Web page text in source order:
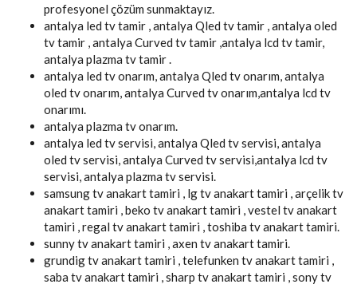
profesyonel çözüm sunmaktayız.
antalya led tv tamir , antalya Qled tv tamir , antalya oled
tv tamir , antalya Curved tv tamir ,antalya lcd tv tamir,
antalya plazma tv tamir .
antalya led tv onarım, antalya Qled tv onarım, antalya
oled tv onarım, antalya Curved tv onarım,antalya lcd tv
onarımı.
antalya plazma tv onarım.
antalya led tv servisi, antalya Qled tv servisi, antalya
oled tv servisi, antalya Curved tv servisi,antalya lcd tv
servisi, antalya plazma tv servisi.
samsung tv anakart tamiri , lg tv anakart tamiri , arçelik tv
anakart tamiri , beko tv anakart tamiri , vestel tv anakart
tamiri , regal tv anakart tamiri , toshiba tv anakart tamiri.
sunny tv anakart tamiri , axen tv anakart tamiri.
grundig tv anakart tamiri , telefunken tv anakart tamiri ,
saba tv anakart tamiri , sharp tv anakart tamiri , sony tv